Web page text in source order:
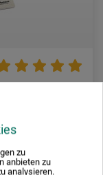
zu
anbieten zu
analysieren.